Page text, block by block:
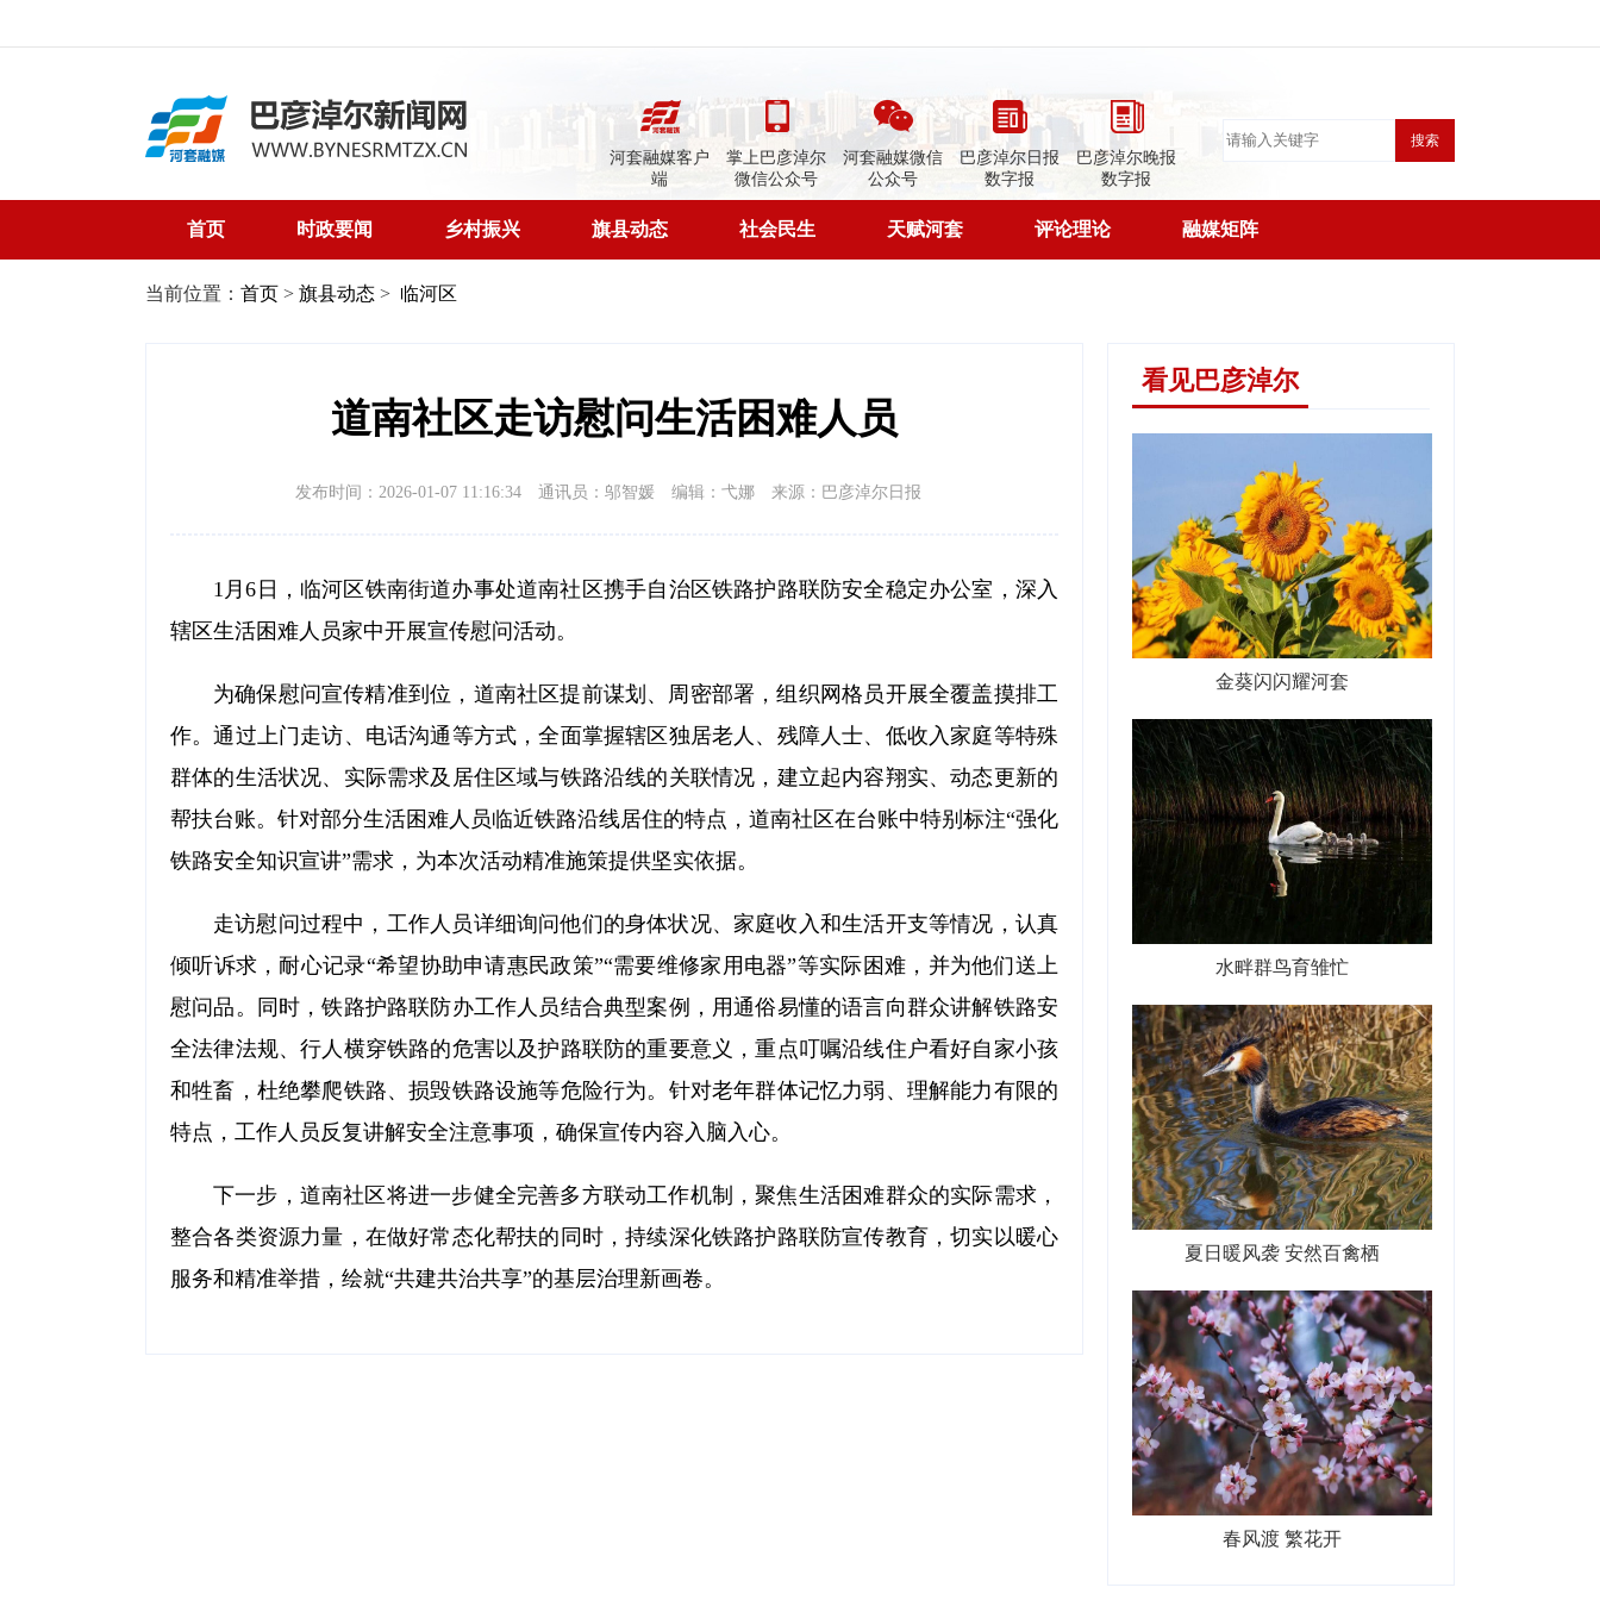
河套融媒客户
端
掌上巴彦淖尔
微信公众号
河套融媒微信
公众号
巴彦淖尔日报
数字报
巴彦淖尔晚报
数字报
搜索
首页 时政要闻 乡村振兴 旗县动态 社会民生 天赋河套 评论理论 融媒矩阵
当前位置： 首页 > 旗县动态 > 临河区
道南社区走访慰问生活困难人员
发布时间：2026-01-07 11:16:34 通讯员：邬智媛 编辑：弋娜 来源：巴彦淖尔日报
1月6日，临河区铁南街道办事处道南社区携手自治区铁路护路联防安全稳定办公室，深入
辖区生活困难人员家中开展宣传慰问活动。
为确保慰问宣传精准到位，道南社区提前谋划、周密部署，组织网格员开展全覆盖摸排工
作。通过上门走访、电话沟通等方式，全面掌握辖区独居老人、残障人士、低收入家庭等特殊
群体的生活状况、实际需求及居住区域与铁路沿线的关联情况，建立起内容翔实、动态更新的
帮扶台账。针对部分生活困难人员临近铁路沿线居住的特点，道南社区在台账中特别标注“强化
铁路安全知识宣讲”需求，为本次活动精准施策提供坚实依据。
走访慰问过程中，工作人员详细询问他们的身体状况、家庭收入和生活开支等情况，认真
倾听诉求，耐心记录“希望协助申请惠民政策”“需要维修家用电器”等实际困难，并为他们送上
慰问品。同时，铁路护路联防办工作人员结合典型案例，用通俗易懂的语言向群众讲解铁路安
全法律法规、行人横穿铁路的危害以及护路联防的重要意义，重点叮嘱沿线住户看好自家小孩
和牲畜，杜绝攀爬铁路、损毁铁路设施等危险行为。针对老年群体记忆力弱、理解能力有限的
特点，工作人员反复讲解安全注意事项，确保宣传内容入脑入心。
下一步，道南社区将进一步健全完善多方联动工作机制，聚焦生活困难群众的实际需求，
整合各类资源力量，在做好常态化帮扶的同时，持续深化铁路护路联防宣传教育，切实以暖心
服务和精准举措，绘就“共建共治共享”的基层治理新画卷。
看见巴彦淖尔
金葵闪闪耀河套
水畔群鸟育雏忙
夏日暖风袭 安然百禽栖
春风渡 繁花开